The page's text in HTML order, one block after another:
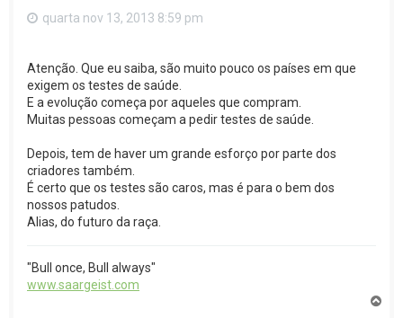
quarta nov 13, 2013 8:59 pm
Atenção. Que eu saiba, são muito pouco os países em que
exigem os testes de saúde.
E a evolução começa por aqueles que compram.
Muitas pessoas começam a pedir testes de saúde.
Depois, tem de haver um grande esforço por parte dos
criadores também.
É certo que os testes são caros, mas é para o bem dos
nossos patudos.
Alias, do futuro da raça.
"Bull once, Bull always"
www.saargeist.com